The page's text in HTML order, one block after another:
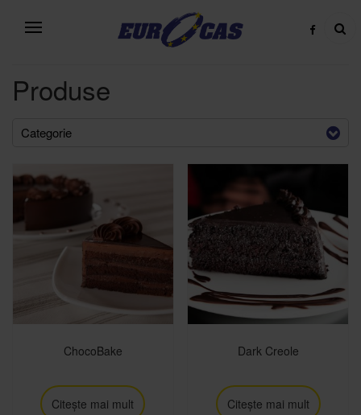
Produse
Categorie
ChocoBake
Citește mai mult
Dark Creole
Citește mai mult